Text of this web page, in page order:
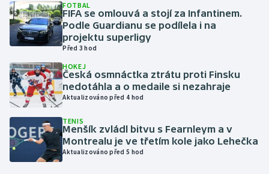
Lyže a snowboard
Moderní pětiboj
Motorsport
Olympijské hry
Parasport
Plavání
FOTBAL
FIFA se omlouvá a stojí za Infantinem.
Podle Guardianu se podílela i na
projektu superligy
Před 3 hod
HOKEJ
Česká osmnáctka ztrátu proti Finsku
nedotáhla a o medaile si nezahraje
Aktualizováno před 4 hod
TENIS
Menšík zvládl bitvu s Fearnleym a v
Montrealu je ve třetím kole jako Lehečka
Aktualizováno před 5 hod